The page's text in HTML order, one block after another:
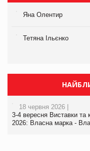
Яна Олентир
Тетяна Ільєнко
18 червня 2026 |
3-4 вересня Виставки та
2026: Власна марка -